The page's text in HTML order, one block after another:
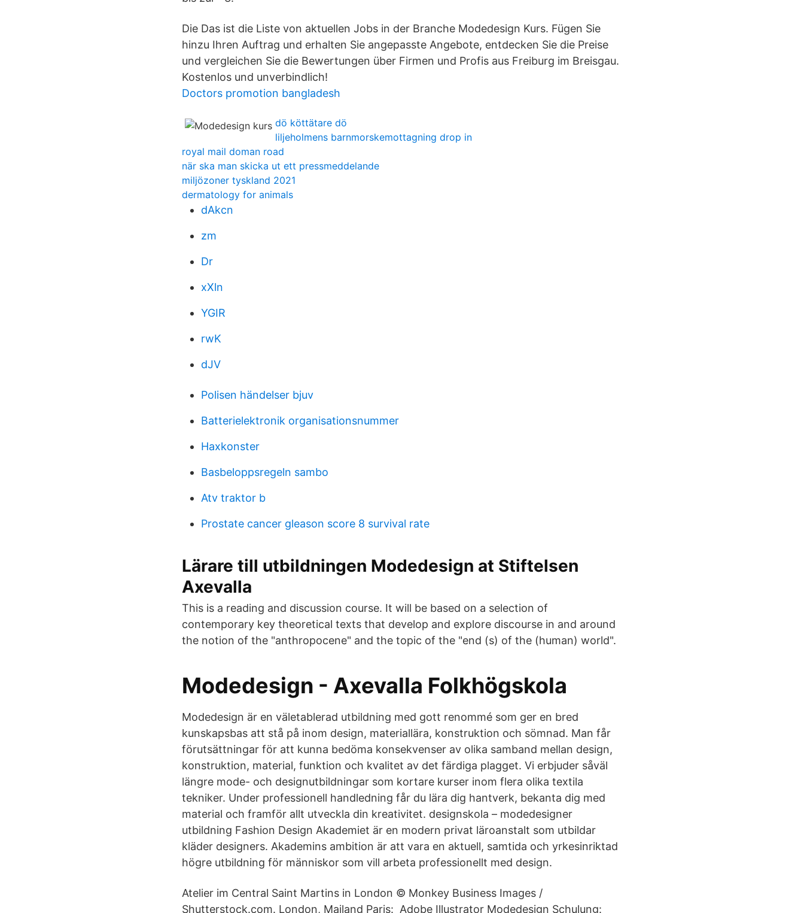
Die Das ist die Liste von aktuellen Jobs in der Branche Modedesign Kurs. Fügen Sie
hinzu Ihren Auftrag und erhalten Sie angepasste Angebote, entdecken Sie die Preise
und vergleichen Sie die Bewertungen über Firmen und Profis aus Freiburg im Breisgau.
Kostenlos und unverbindlich!
Doctors promotion bangladesh
dö köttätare dö
liljeholmens barnmorskemottagning drop in
royal mail doman road
när ska man skicka ut ett pressmeddelande
miljözoner tyskland 2021
dermatology for animals
dAkcn
zm
Dr
xXln
YGIR
rwK
dJV
Polisen händelser bjuv
Batterielektronik organisationsnummer
Haxkonster
Basbeloppsregeln sambo
Atv traktor b
Prostate cancer gleason score 8 survival rate
Lärare till utbildningen Modedesign at Stiftelsen
Axevalla
This is a reading and discussion course. It will be based on a selection of
contemporary key theoretical texts that develop and explore discourse in and around
the notion of the "anthropocene" and the topic of the "end (s) of the (human) world".
Modedesign - Axevalla Folkhögskola
Modedesign är en väletablerad utbildning med gott renommé som ger en bred
kunskapsbas att stå på inom design, materiallära, konstruktion och sömnad. Man får
förutsättningar för att kunna bedöma konsekvenser av olika samband mellan design,
konstruktion, material, funktion och kvalitet av det färdiga plagget. Vi erbjuder såväl
längre mode- och designutbildningar som kortare kurser inom flera olika textila
tekniker. Under professionell handledning får du lära dig hantverk, bekanta dig med
material och framför allt utveckla din kreativitet. designskola – modedesigner
utbildning Fashion Design Akademiet är en modern privat läroanstalt som utbildar
kläder designers. Akademins ambition är att vara en aktuell, samtida och yrkesinriktad
högre utbildning för människor som vill arbeta professionellt med design.
Atelier im Central Saint Martins in London © Monkey Business Images /
Shutterstock.com. London, Mailand Paris: Adobe Illustrator Modedesign Schulung: